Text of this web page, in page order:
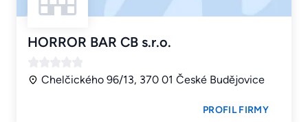
HORROR BAR CB s.r.o.
Chelčického 96/13, 370 01 České Budějovice
PROFIL FIRMY